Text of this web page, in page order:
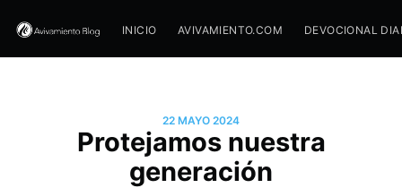
INICIO AVIVAMIENTO.COM DEVOCIONAL
22 MAYO 2024
Protejamos nuestra
generación